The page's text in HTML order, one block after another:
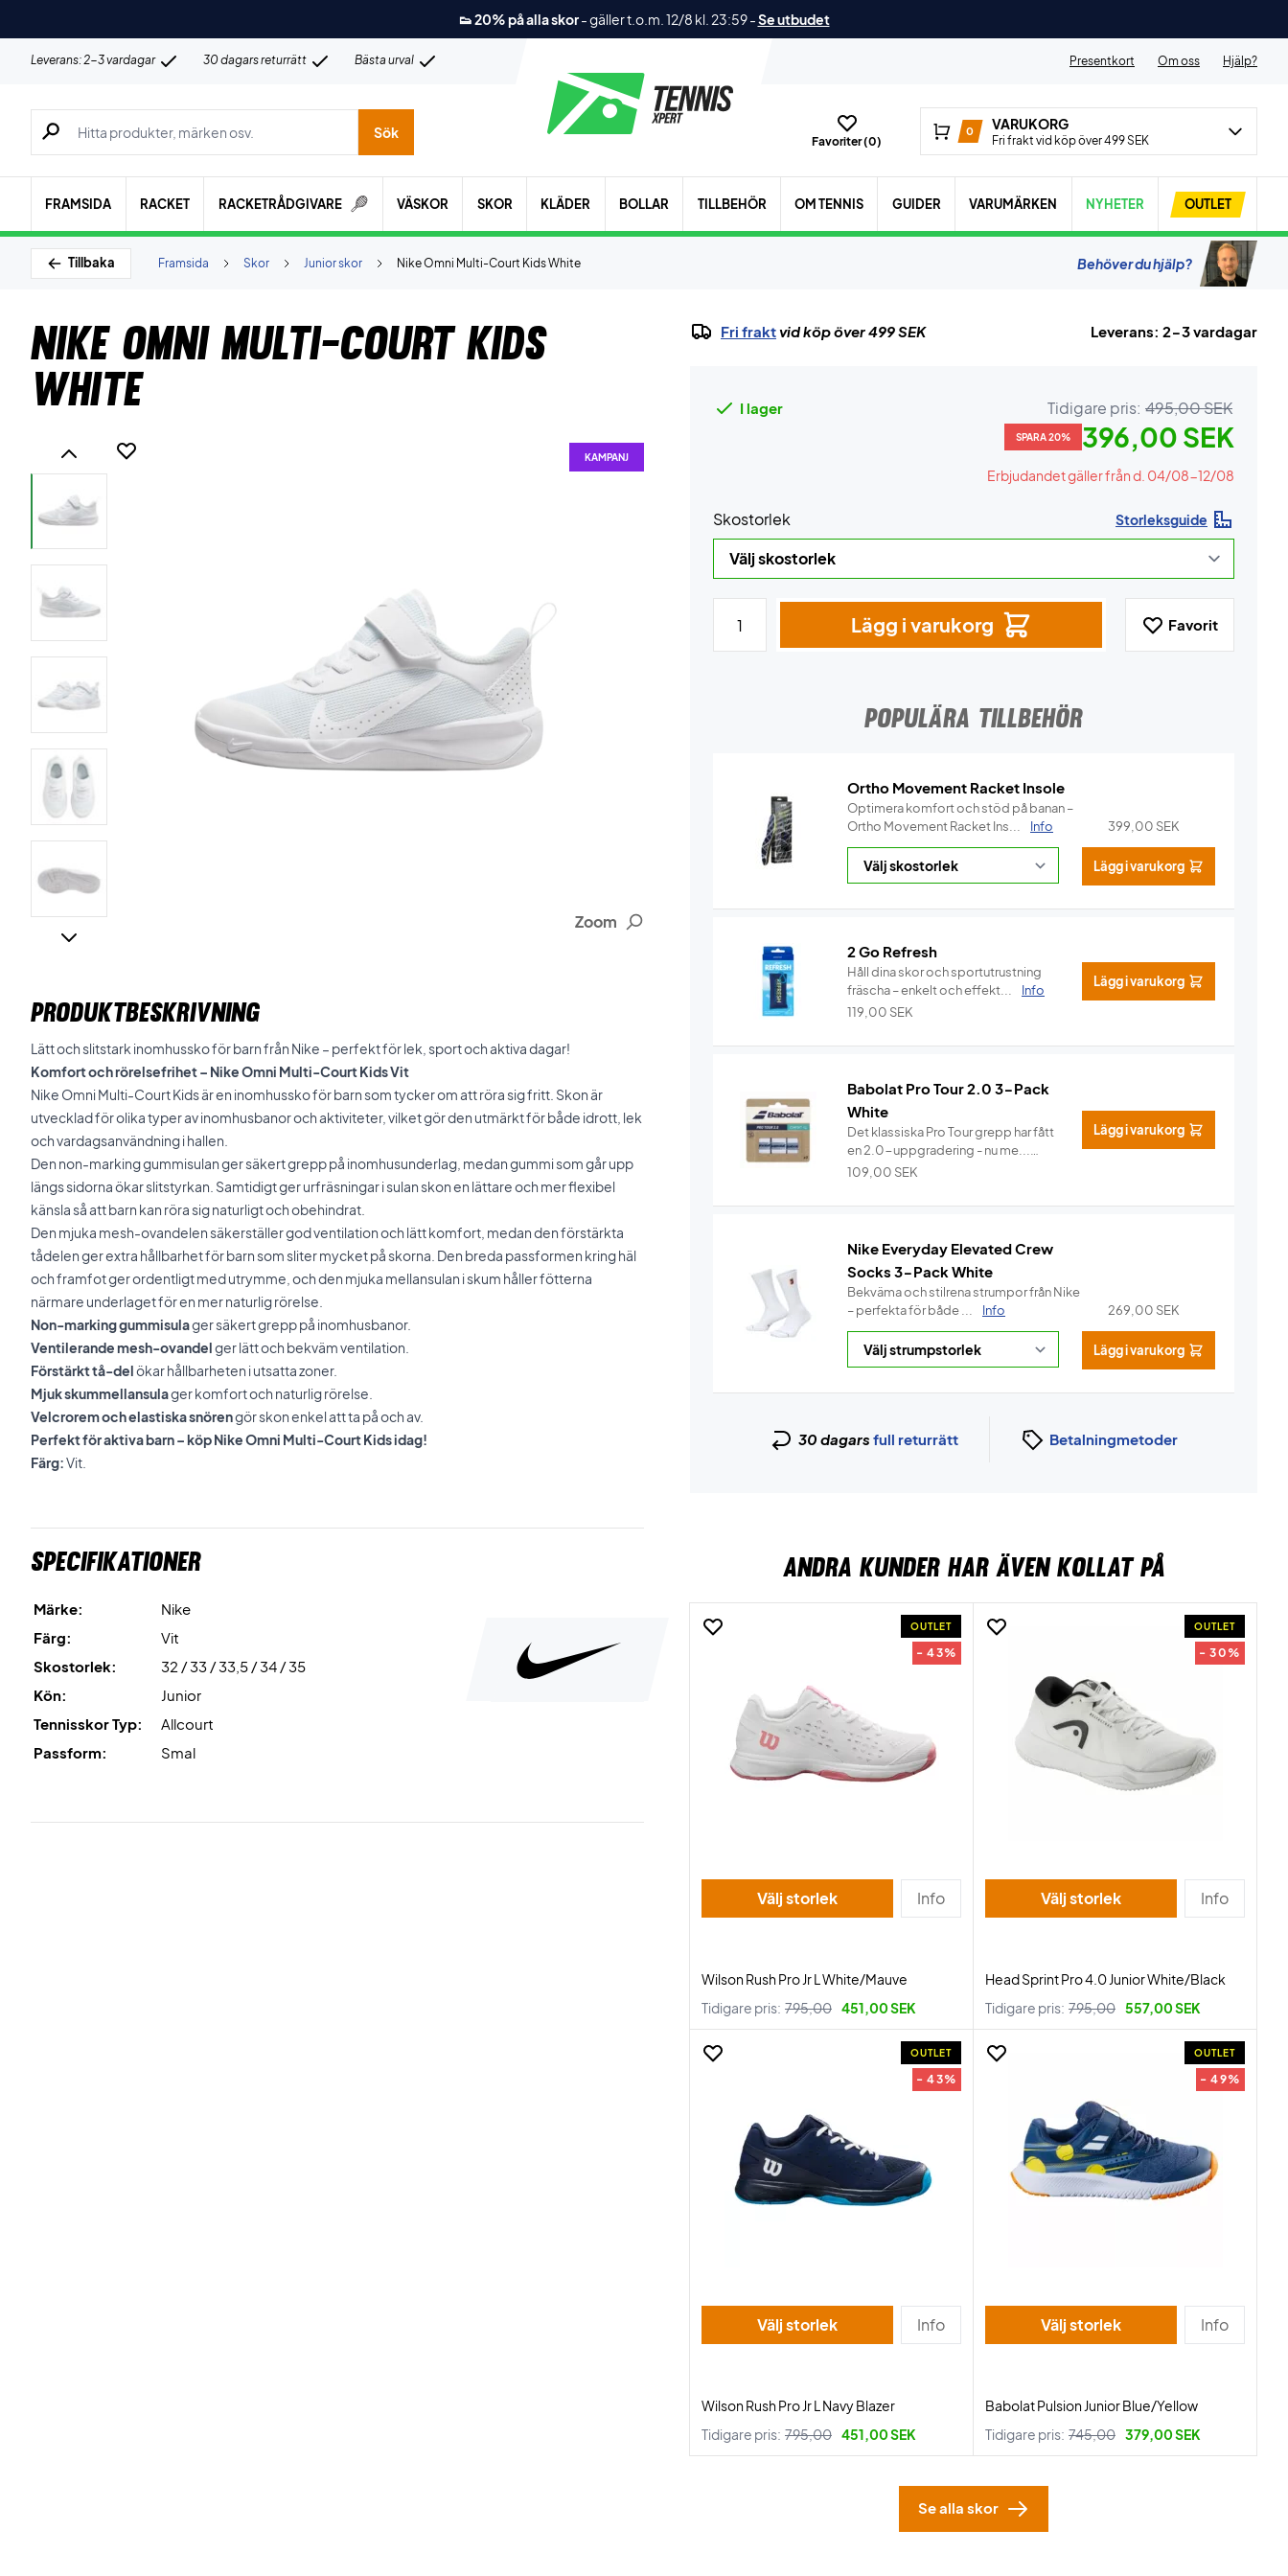
👟 20% på alla skor-gäller t.o.m. 12/8 kl. 23:59-Se utbudet
Leverans: 2-3 vardagar 30 dagars returrätt Bästa urval Presentkort Om oss Hjälp?
Sök efter produkter, märken osv.
Sök
Favoriter (0)
0 VARUKORG
Fri frakt vid köp över 499 SEK
FRAMSIDA RACKET RACKETRÅDGIVARE VÄSKOR SKOR KLÄDER BOLLAR TILLBEHÖR OM TENNIS GUIDER VARUMÄRKEN NYHETER OUTLET
Tillbaka Nike Omni Multi-Court Kids White
Junior skor
Skor
Framsida Behöver du hjälp?
Nike Omni Multi-Court Kids
White
Zoom
KAMPANJ
PRODUKTBESKRIVNING
Lätt och slitstark inomhussko för barn från Nike – perfekt för lek, sport och aktiva dagar!
Komfort och rörelsefrihet – Nike Omni Multi-Court Kids Vit
Nike Omni Multi-Court Kids är en inomhussko för barn som tycker om att röra sig fritt. Skon är
utvecklad för olika typer av inomhusbanor och aktiviteter, vilket gör den utmärkt för både idrott, lek
och vardagsanvändning i hallen.
Den non-marking gummisulan ger säkert grepp på inomhusunderlag, medan gummi som går upp
längs sidorna ökar slitstyrkan. Samtidigt ger urfräsningar i sulan skon en lättare och mer flexibel
känsla så att barn kan röra sig naturligt och obehindrat.
Den mjuka mesh-ovandelen säkerställer god ventilation och lätt komfort, medan den förstärkta
tådelen ger extra hållbarhet för barn som sliter mycket på skorna. Den breda passformen kring häl
och framfot ger ordentligt med utrymme, och den mjuka mellansulan i skum håller fötterna
närmare underlaget för en mer naturlig rörelse.
Non-marking gummisulager säkert grepp på inomhusbanor.
Ventilerande mesh-ovandelger lätt och bekväm ventilation.
Förstärkt tå-delökar hållbarheten i utsatta zoner.
Mjuk skummellansulager komfort och naturlig rörelse.
Velcrorem och elastiska snörengör skon enkel att ta på och av.
Perfekt för aktiva barn – köp Nike Omni Multi-Court Kids idag!
Färg:Vit.
Specifikationer
Märke:
Nike
Färg:
Vit
Skostorlek:
32 / 33 / 33,5 / 34 / 35
Kön:
Junior
Tennisskor Typ:
Allcourt
Passform:
Smal
Fri fraktvid köp över 499 SEK Leverans: 2-3 vardagar
I lager Tidigare pris: 495,00 SEK
SPARA 20% 396,00 SEK
Erbjudandet gäller från d. 04/08-12/08
Skostorlek Storleksguide
Lägg i varukorg Favorit
POPULÄRA TILLBEHÖR
Ortho Movement Racket Insole
Optimera komfort och stöd på banan –
Ortho Movement Racket Ins...
Info 399,00 SEK
Lägg i varukorg
2 Go Refresh
Håll dina skor och sportutrustning
fräscha – enkelt och effekt...
Info
119,00 SEK
Lägg i varukorg
Babolat Pro Tour 2.0 3-Pack
White
Det klassiska Pro Tour grepp har fått
en 2.0-uppgradering - nu me...
Info
109,00 SEK
Lägg i varukorg
Nike Everyday Elevated Crew
Socks 3-Pack White
Bekväma och stilrena strumpor från Nike
– perfekta för både ...
Info 269,00 SEK
Lägg i varukorg
30 dagars full returrätt Betalningmetoder
ANDRA KUNDER HAR ÄVEN KOLLAT PÅ
OUTLET
- 43%
Välj storlek Info
Wilson Rush Pro Jr L White/Mauve
Tidigare pris: 795,00 451,00 SEK
OUTLET
- 30%
Välj storlek Info
Head Sprint Pro 4.0 Junior White/Black
Tidigare pris: 795,00 557,00 SEK
OUTLET
- 43%
Välj storlek Info
Wilson Rush Pro Jr L Navy Blazer
Tidigare pris: 795,00 451,00 SEK
OUTLET
- 49%
Välj storlek Info
Babolat Pulsion Junior Blue/Yellow
Tidigare pris: 745,00 379,00 SEK
Se alla skor